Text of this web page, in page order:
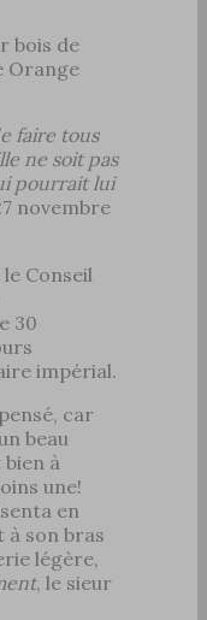
bois de
Orange
faire tous
ne soit pas
pourrait lui
novembre
Conseil
30
impérial.
car
beau
à
une!
en
à son bras
légère,
, le sieur